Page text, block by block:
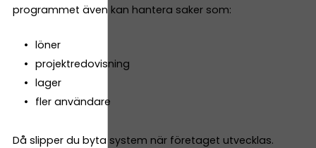
programmet även kan hantera saker som:
löner
projektredovisning
lager
fler användare
Då slipper du byta system när företaget utvecklas.